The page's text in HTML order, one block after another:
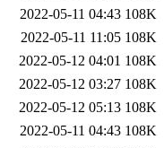
2022-05-11 04:43 108K
2022-05-11 11:05 108K
2022-05-12 04:01 108K
2022-05-12 03:27 108K
2022-05-12 05:13 108K
2022-05-11 04:43 108K